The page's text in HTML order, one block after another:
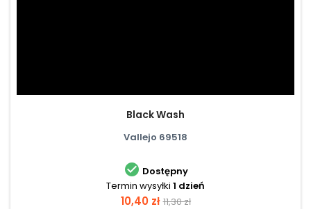
Black Wash
Vallejo 69518
 Dostępny
Termin wysyłki 1 dzień
Cena
10,40 zł Cena
11,30 zł